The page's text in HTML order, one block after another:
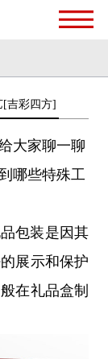
[吉彩四方]
大家聊一聊
哪些特殊工
包装是因其
展示和保护
在礼品盒制